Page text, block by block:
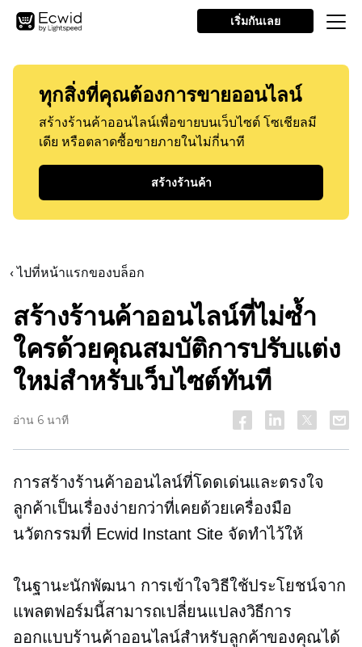
เริ่มกันเลย
ทุกสิ่งที่คุณต้องการขายออนไลน์
สร้างร้านค้าออนไลน์เพื่อขายบนเว็บไซต์ โซเชียลมี
เดีย หรือตลาดซื้อขายภายในไม่กี่นาที
สร้างร้านค้า
‹ ไปที่หน้าแรกของบล็อก
สร้างร้านค้าออนไลน์ที่ไม่ซ้ำ
ใครด้วยคุณสมบัติการปรับแต่ง
ใหม่สำหรับเว็บไซต์ทันที
อ่าน 6 นาที
การสร้างร้านค้าออนไลน์ที่โดดเด่นและตรงใจ
ลูกค้าเป็นเรื่องง่ายกว่าที่เคยด้วยเครื่องมือ
นวัตกรรมที่ Ecwid Instant Site จัดทำไว้ให้
ในฐานะนักพัฒนา การเข้าใจวิธีใช้ประโยชน์จาก
แพลตฟอร์มนี้สามารถเปลี่ยนแปลงวิธีการ
ออกแบบร้านค้าออนไลน์สำหรับลูกค้าของคุณได้